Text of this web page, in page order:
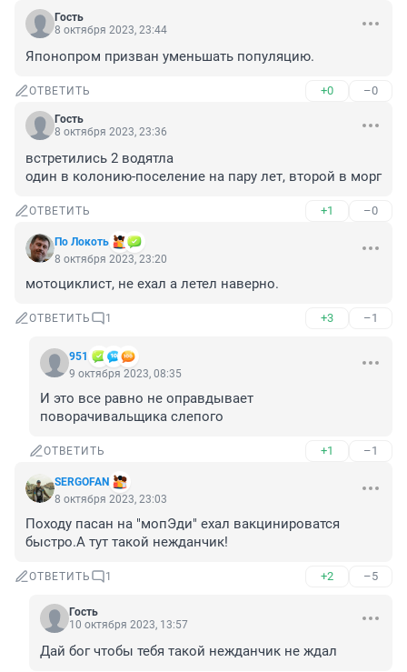
Гость
8 октября 2023, 23:44
Японопром призван уменьшать популяцию.
ОТВЕТИТЬ +0 –0
Гость
8 октября 2023, 23:36
встретились 2 водятла
один в колонию-поселение на пару лет, второй в морг
ОТВЕТИТЬ +1 –0
По Локоть
8 октября 2023, 23:20
мотоциклист, не ехал а летел наверно.
ОТВЕТИТЬ 1 +3 –1
951
9 октября 2023, 08:35
И это все равно не оправдывает
поворачивальщика слепого
ОТВЕТИТЬ +1 –1
SERGOFAN
8 октября 2023, 23:03
Походу пасан на "мопЭди" ехал вакцинироватся
быстро.А тут такой нежданчик!
ОТВЕТИТЬ 1 +2 –5
Гость
10 октября 2023, 13:57
Дай бог чтобы тебя такой нежданчик не ждал